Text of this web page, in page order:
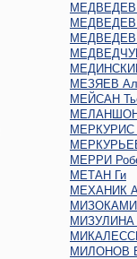
МЕДВЕДЕВ
МЕДВЕДЕВ
МЕДВЕДЕВ
МЕЗЯЕВ
МЕЙСАН
МЕРКУРИС
МЕРРИ
МЕТАН Ги
МЕХАНИК
МИЗОКАМИ
МИЗУЛИНА
МИЛОНОВ